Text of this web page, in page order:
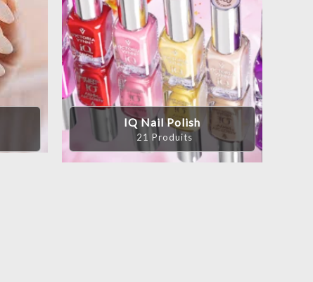
IQ Nail Polish
21 Produits